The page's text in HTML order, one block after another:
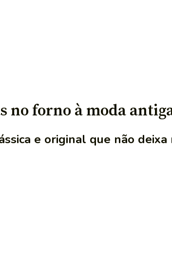
no forno à moda
e original que não